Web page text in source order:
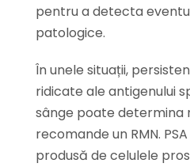
pentru a detecta
patologice.
În unele situații,
ridicate ale antigenului
sânge poate determina
recomande un RMN.
produsă de celulele